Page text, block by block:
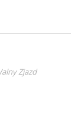
Zjazd